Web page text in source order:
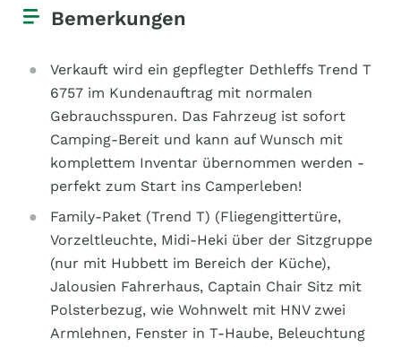
Bemerkungen
Verkauft wird ein gepflegter Dethleffs Trend T
6757 im Kundenauftrag mit normalen
Gebrauchsspuren. Das Fahrzeug ist sofort
Camping-Bereit und kann auf Wunsch mit
komplettem Inventar übernommen werden -
perfekt zum Start ins Camperleben!
Family-Paket (Trend T) (Fliegengittertüre,
Vorzeltleuchte, Midi-Heki über der Sitzgruppe
(nur mit Hubbett im Bereich der Küche),
Jalousien Fahrerhaus, Captain Chair Sitz mit
Polsterbezug, wie Wohnwelt mit HNV zwei
Armlehnen, Fenster in T-Haube, Beleuchtung